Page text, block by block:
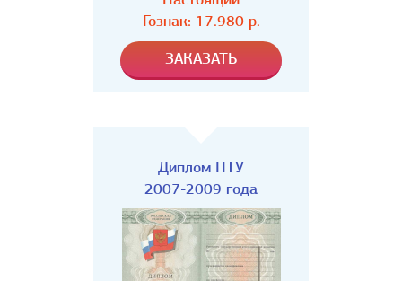
Гознак: 17.980р.
Диплом ПТУ
2007-2009 года